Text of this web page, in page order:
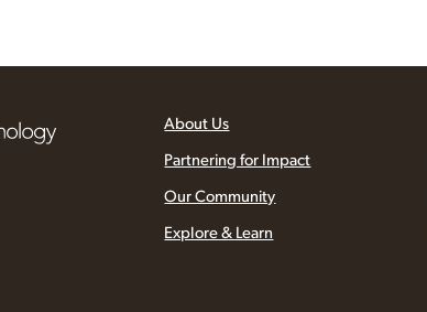
About Us
Partnering for Impact
Our Community
Explore & Learn